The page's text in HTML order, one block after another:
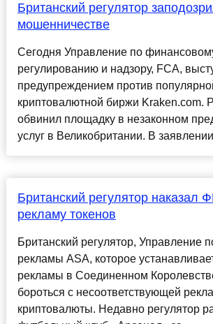
Британский регулятор
мошенничестве
Сегодня Управление по
регулированию и надзору, FCA,
предупреждением против
криптовалютной биржи Kraken.com.
обвинил площадку в незаконном
услуг в Великобритании. В
Британский регулятор наказал
рекламу токенов
Британский регулятор, Управление
рекламы ASA, которое
рекламы в Соединенном
бороться с несоответствующей
криптовалюты. Недавно регулятор